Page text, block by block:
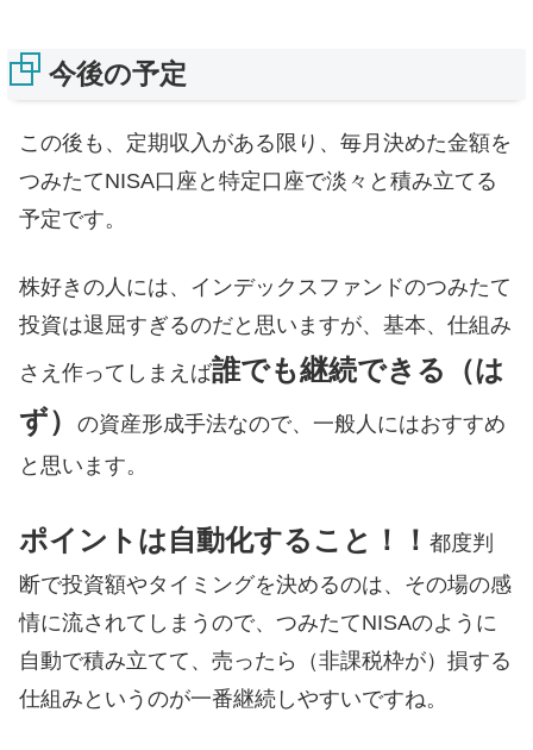
今後の予定
この後も、定期収入がある限り、毎月決めた金額を
つみたてNISA口座と特定口座で淡々と積み立てる
予定です。
株好きの人には、インデックスファンドのつみたて
投資は退屈すぎるのだと思いますが、基本、仕組み
さえ作ってしまえば誰でも継続できる（は
ず）
の資産形成手法なので、一般人にはおすすめ
と思います。
ポイントは自動化すること！！ 都度判
断で投資額やタイミングを決めるのは、その場の感
情に流されてしまうので、つみたてNISAのように
自動で積み立てて、売ったら（非課税枠が）損する
仕組みというのが一番継続しやすいですね。